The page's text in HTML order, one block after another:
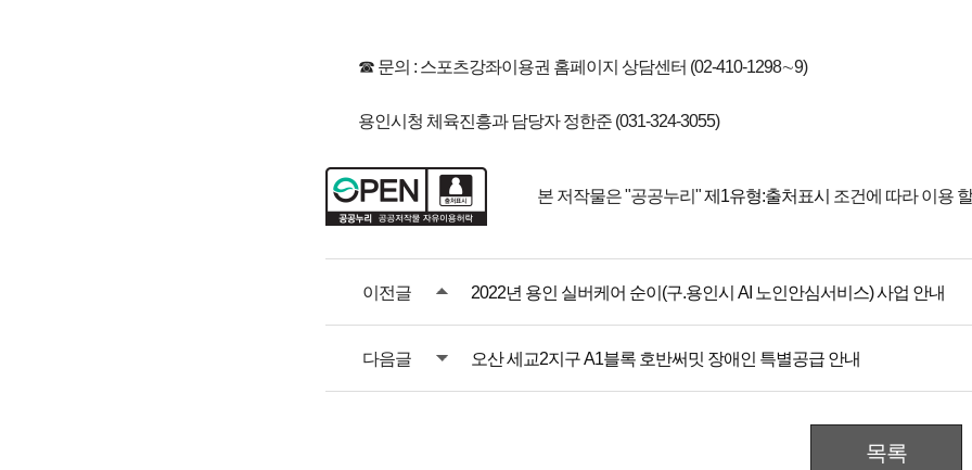
☎ 문의 : 스포츠강좌이용권 홈페이지 상담센터 (02-410-1298∼9)
용인시청 체육진흥과 담당자 정한준 (031-324-3055)
본 저작물은 "공공누리"제1유형:출처표시 조건에 따라 이용
이전글 2022년 용인 실버케어 순이(구.용인시 AI 노인안심서비스) 사업 안내
다음글 오산 세교2지구 A1블록 호반써밋 장애인 특별공급 안내
목록